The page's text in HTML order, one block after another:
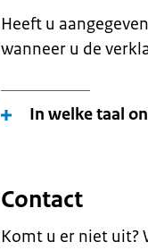
Heeft u
wanneer u de
In welke taal
Contact
Komt u er niet uit?